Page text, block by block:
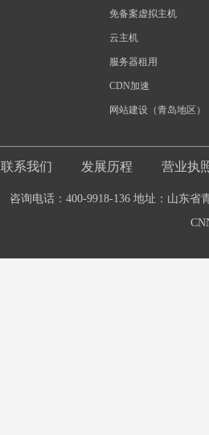
免备案虚拟主机
云主机
服务器租用
CDN加速
网站建设（青岛地区）
联系我们 发展历程 营业执
咨询电话：400-9918-136 地址：山东省